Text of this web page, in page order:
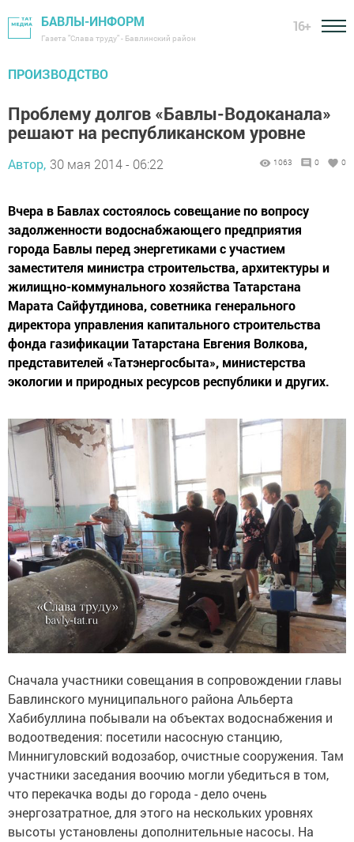
БАВЛЫ-ИНФОРМ
Газета "Слава труду" - Бавлинский район
16+
ПРОИЗВОДСТВО
Проблему долгов «Бавлы-Водоканала»
решают на республиканском уровне
Автор, 30 мая 2014 - 06:22 1063 0 0
Вчера в Бавлах состоялось совещание по вопросу
задолженности водоснабжающего предприятия
города Бавлы перед энергетиками с участием
заместителя министра строительства, архитектуры и
жилищно-коммунального хозяйства Татарстана
Марата Сайфутдинова, советника генерального
директора управления капитального строительства
фонда газификации Татарстана Евгения Волкова,
представителей «Татэнергосбыта», министерства
экологии и природных ресурсов республики и других.
Сначала участники совещания в сопровождении главы
Бавлинского муниципального района Альберта
Хабибуллина побывали на объектах водоснабжения и
водоотведения: посетили насосную станцию,
Миннигуловский водозабор, очистные сооружения. Там
участники заседания воочию могли убедиться в том,
что перекачка воды до города - дело очень
энергозатратное, для этого на нескольких уровнях
высоты установлены дополнительные насосы. На